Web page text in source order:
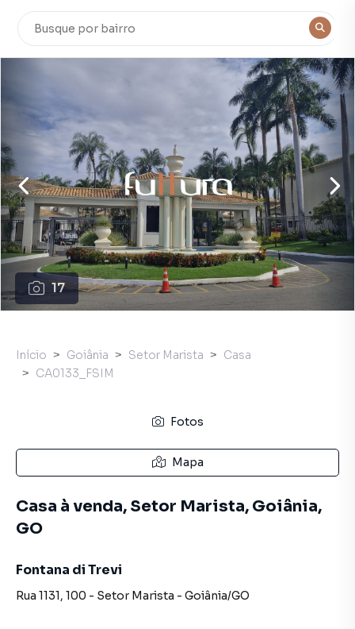
17
Início Goiânia Setor Marista
Casa
CA0133_FSIM
Fotos
Mapa
Casa à venda, Setor Marista, Goiânia,
GO
Fontana di Trevi
Rua 1131, 100 - Setor Marista - Goiânia/GO